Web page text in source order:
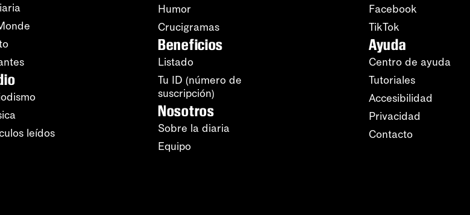
leídos
Humor
Crucigramas
Beneficios
Listado
Tu ID (número de
suscripción)
Nosotros
Sobre la diaria
Equipo
Facebook
TikTok
Ayuda
Centro de ayuda
Tutoriales
Accesibilidad
Privacidad
Contacto